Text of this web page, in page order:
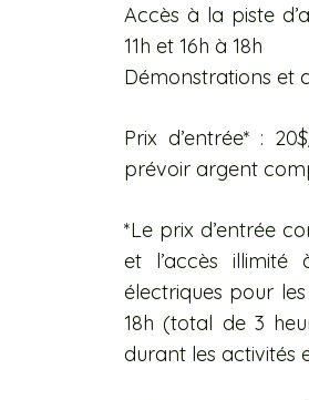
Accès à la piste
11h et 16h à 18h
Démonstrations et
Prix d’entrée* :
prévoir argent
*Le prix d’entrée
et l’accès illimité
électriques pour
18h (total de 3
durant les activités